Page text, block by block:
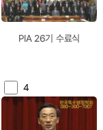
PIA 26기 수료식
4